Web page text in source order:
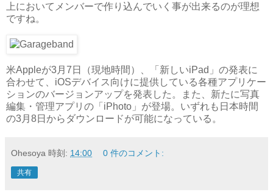
上においてメンバーで作り込んでいく事が出来るのが理想
ですね。
米Appleが3月7日（現地時間）、「新しいiPad」の発表に
合わせて、iOSデバイス向けに提供している各種アプリケー
ションのバージョンアップを発表した。また、新たに写真
編集・管理アプリの「iPhoto」が登場。いずれも日本時間
の3月8日からダウンロードが可能になっている。
Ohesoya 時刻: 14:00 0 件のコメント:
共有